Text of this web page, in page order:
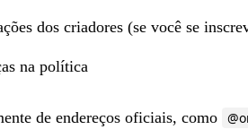
dos criadores (se você se
na política
de endereços oficiais, como